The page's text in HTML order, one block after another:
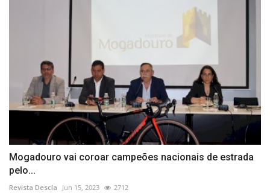
Mogadouro vai coroar campeões nacionais de estrada
pelo...
Revista Descla Jun 15, 2023 2712